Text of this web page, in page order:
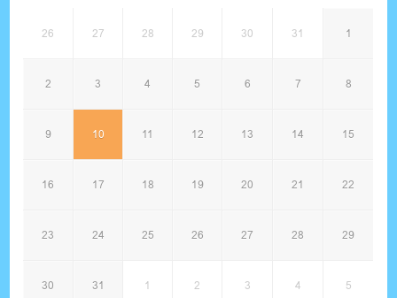
26 27 28 29 30 31 1
2 3 4 5 6 7 8
9 10 11 12 13 14 15
16 17 18 19 20 21 22
23 24 25 26 27 28 29
30 31 1 2 3 4 5